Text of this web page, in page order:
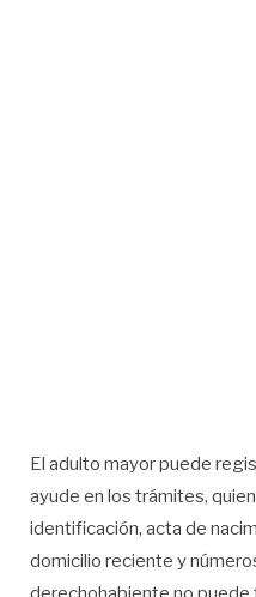
El adulto mayor puede
ayude en los trámites,
identificación, acta de
domicilio reciente y